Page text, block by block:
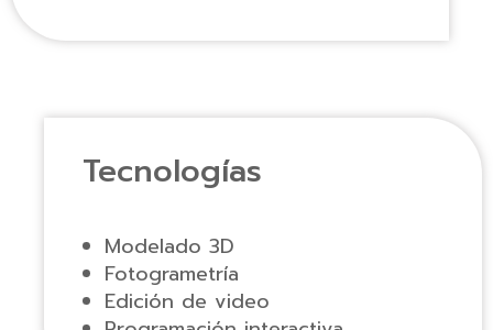
Tecnologías
Modelado 3D
Fotogrametría
Edición de video